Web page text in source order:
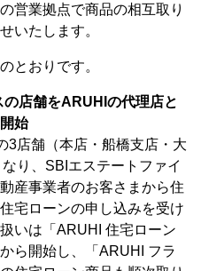
営業拠点で商品の相互取り
いたします。
とおりです。
店舗をARUHIの代理店と
始
3店舗（本店・船橋支店・大
り、SBIエステートファイ
産事業者のお客さまから住
宅ローンの申し込みを受け
いは「ARUHI 住宅ローン
ら開始し、「ARUHI フラ